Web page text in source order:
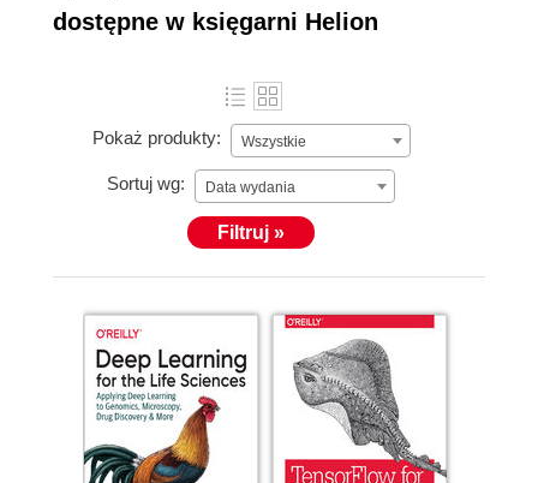
dostępne w księgarni Helion
Pokaż produkty: Wszystkie
Sortuj wg: Data wydania
Filtruj »